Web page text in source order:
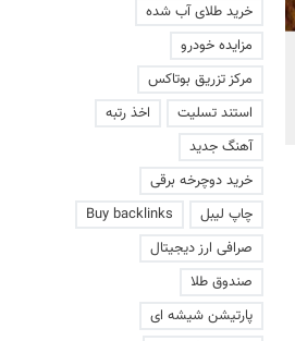
خنثی‌سازی فوق پیشرفته
ربات جدید روسیه! + فیلم |
رباتی که مین‌ها را از فاصله
یک کیلومتری مثل قند آب
می‌کند!
خرید طلای آب شده
مزایده خودرو
مرکز تزریق بوتاکس
استند تسلیت
اخذ رتبه
آهنگ جدید
خرید دوچرخه برقی
چاپ لیبل
Buy backlinks
صرافی ارز دیجیتال
صندوق طلا
پارتیشن شیشه ای